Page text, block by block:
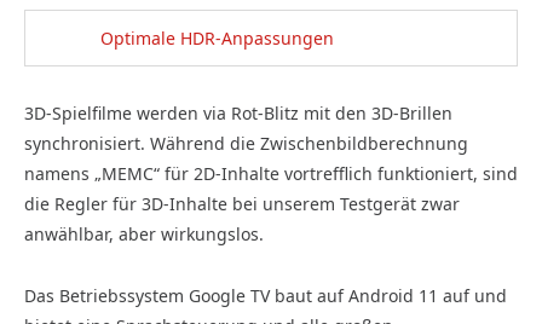
Optimale HDR-Anpassungen
3D-Spielfilme werden via Rot-Blitz mit den 3D-Brillen
synchronisiert. Während die Zwischenbildberechnung
namens „MEMC“ für 2D-Inhalte vortrefflich funktioniert, sind
die Regler für 3D-Inhalte bei unserem Testgerät zwar
anwählbar, aber wirkungslos.
Das Betriebssystem Google TV baut auf Android 11 auf und